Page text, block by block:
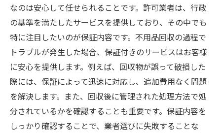
なのは安心して任せられることです。許可業者は、行政
の基準を満たしたサービスを提供しており、その中でも
特に注目したいのが保証内容です。不用品回収の過程で
トラブルが発生した場合、保証付きのサービスはお客様
に安心を提供します。例えば、回収物が誤って破損した
際には、保証によって迅速に対応し、追加費用なく問題
を解決します。また、回収後に管理された処理方法で処
分されているかを確認することも重要です。保証内容を
しっかり確認することで、業者選びに失敗することな